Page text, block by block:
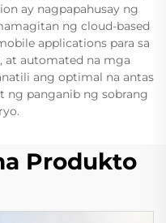
ay nagpapahusay ng
ng cloud-based
applications para sa
at automated na mga
ang optimal na antas
ng panganib ng sobrang
Produkto